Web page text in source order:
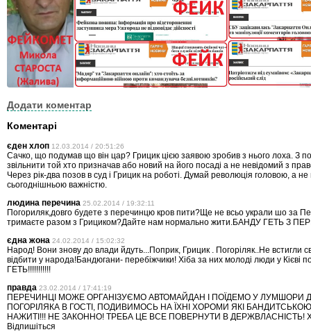
Додати коментар
Коментарі
єден хлоп 12.03.2014 / 20:51:26
Сачко, що подумав що він цар? Грицик цією заявою зробив з нього лоха. З
звільнити той хто призначав або новий на його посаді а не невідомий з
Через рік-два позов в суд і Грицик на роботі. Думай революція головою, а не
сьогоднішньою важністю.
людина перечина 25.02.2014 / 19:32:11
Погориляк,довго будете з перечинцю кров пити?Ще не всьо украли шо за
тримаєте разом з Грициком?Дайте нам нормально жити.БАНДУ ГЕТЬ З
єдна жона 24.02.2014 / 15:02:32
Народ! Вони знову до влади йдуть...Поприк, Грицик . Погоріляк..Не встигли
відбити у народа!Бандюгани- перебіжчики! Хіба за них молоді люди у Кієві
ГЕТЬ!!!!!!!!!!!
правда 23.02.2014 / 17:41:19
ПЕРЕЧИНЦI МОЖЕ ОРГАНIЗУЄМО АВТОМАЙДАН I ПОЇДЕМО У ЛУМШОРИ
ПОГОРIЛЯКА В ГОСТІ, ПОДИВИМОСЬ НА ЇХНI ХОРОМИ ЯКI
НАЖИТІ!!! НЕ ЗАКОННО! ТРЕБА ЦЕ ВСЕ ПОВЕРНУТИ В ДЕРЖВЛАСНIСТЬ!
Вiдпишіться